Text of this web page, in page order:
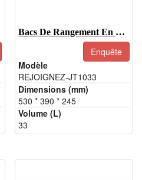
Bacs De Rangement En Plastique Transparent De 33 L, Conteneur De Rangement En Plastique Transparent
Enquête
Modèle
REJOIGNEZ-JT1033
Dimensions (mm)
530 * 390 * 245
Volume (L)
33